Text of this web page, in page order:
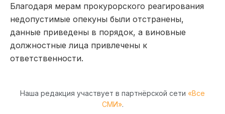
Благодаря мерам прокурорского реагирования
недопустимые опекуны были отстранены,
данные приведены в порядок, а виновные
должностные лица привлечены к
ответственности.
Наша редакция участвует в партнёрской сети «Все
СМИ».